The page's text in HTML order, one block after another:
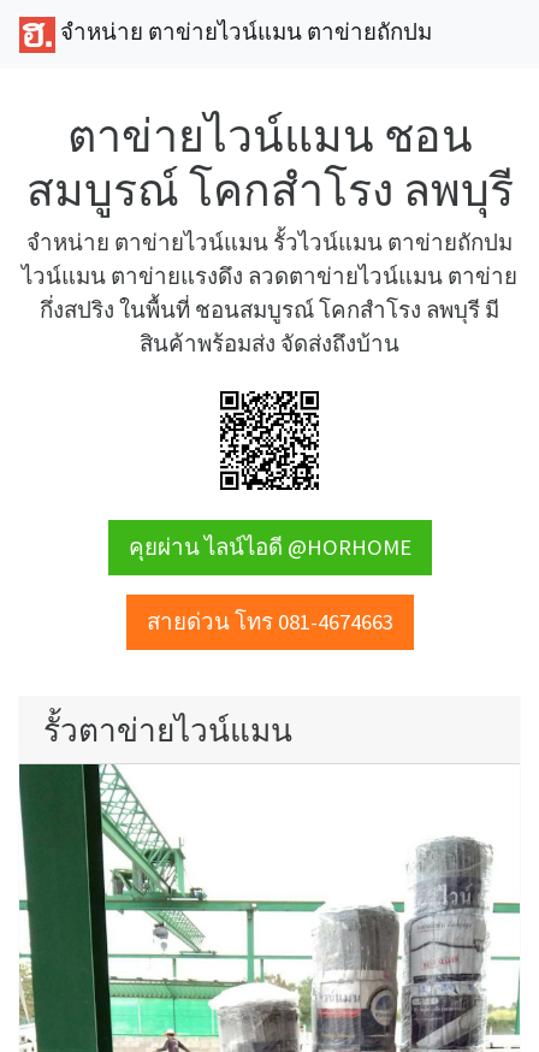
จำหน่าย ตาข่ายไวน์แมน ตาข่ายถักปม
ตาข่ายไวน์แมน ชอน
สมบูรณ์ โคกสำโรง ลพบุรี
จำหน่าย ตาข่ายไวน์แมน รั้วไวน์แมน ตาข่ายถักปม
ไวน์แมน ตาข่ายแรงดึง ลวดตาข่ายไวน์แมน ตาข่าย
กึ่งสปริง ในพื้นที่ ชอนสมบูรณ์ โคกสำโรง ลพบุรี มี
สินค้าพร้อมส่ง จัดส่งถึงบ้าน
คุยผ่าน ไลน์ไอดี @HORHOME
สายด่วน โทร 081-4674663
รั้วตาข่ายไวน์แมน